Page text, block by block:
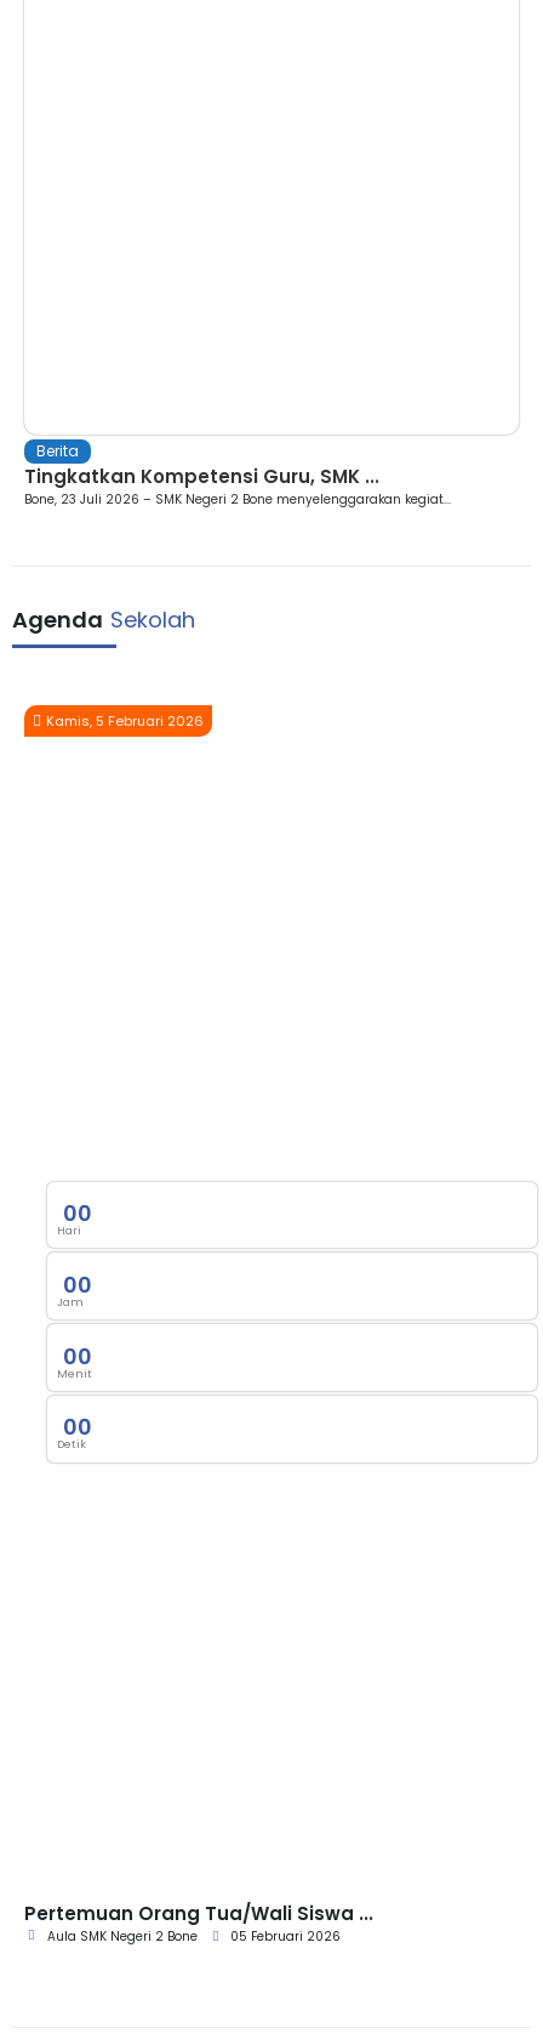
Berita
Tingkatkan Kompetensi Guru, SMK ...
Bone, 23 Juli 2026 – SMK Negeri 2 Bone menyelenggarakan kegiat...
Agenda Sekolah
Kamis, 5 Februari 2026
Pertemuan Orang Tua/Wali Siswa ...
Aula SMK Negeri 2 Bone 05 Februari 2026
00
Hari
00
Jam
00
Menit
00
Detik